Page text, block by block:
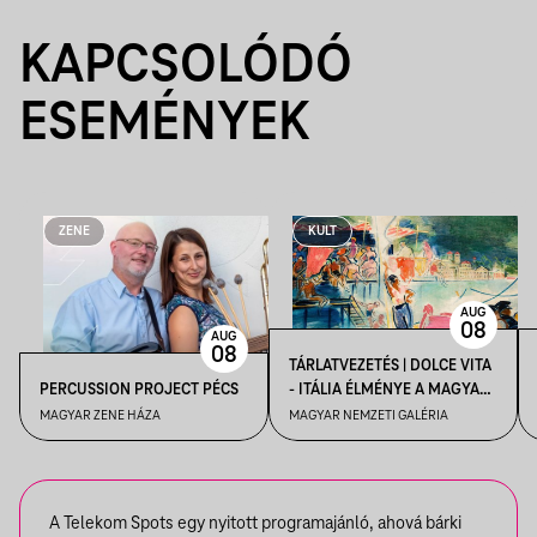
KAPCSOLÓDÓ
ESEMÉNYEK
ZENE
PERCUSSION PROJECT PÉCS
MAGYAR ZENE HÁZA
AUG
08
KULT
TÁRLATVEZETÉS | DOLCE VITA
- ITÁLIA ÉLMÉNYE A MAGYAR
MŰVÉSZETBEN
MAGYAR NEMZETI GALÉRIA
AUG
08
A Telekom Spots egy nyitott programajánló, ahová bárki